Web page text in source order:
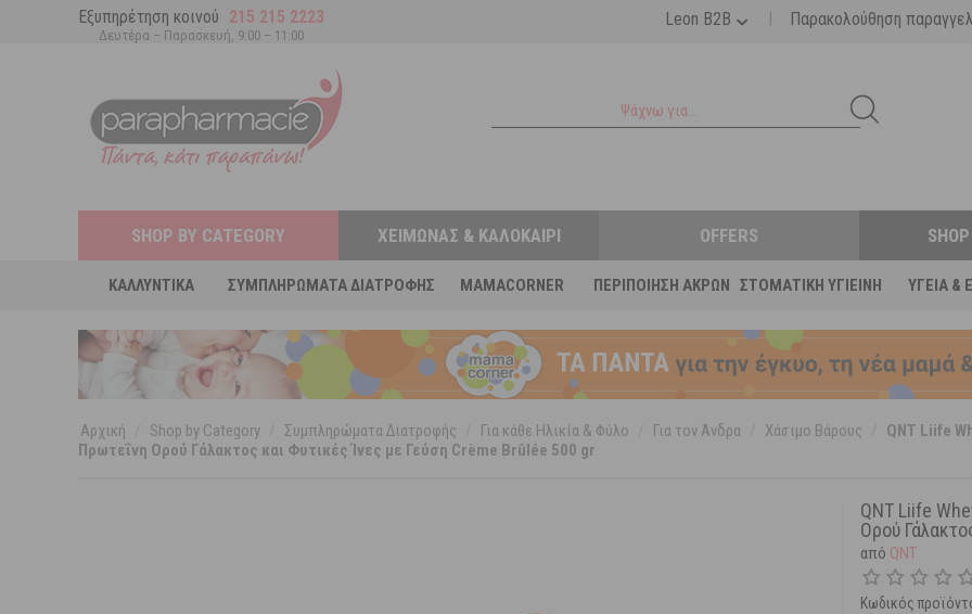
Εξυπηρέτηση κοινού 215 215 2223
Δευτέρα – Παρασκευή, 9:00 – 11:00
Leon B2B | Παρακολούθηση
SHOP BY CATEGORY
ΚΑΛΛΥΝΤΙΚΆ ΣΥΜΠΛΗΡΏΜΑΤΑ ΔΙΑΤΡΟΦΉΣ MAMACORNER ΠΕΡΙΠΟΊΗΣΗ ΆΚΡΩΝ ΣΤΟΜΑΤΙΚΉ ΥΓΙΕΙΝΉ ΥΓΕΊΑ &
ΧΕΙΜΏΝΑΣ & ΚΑΛΟΚΑΊΡΙ OFFERS
Αρχική Shop by Category Συμπληρώματα Διατροφής Για κάθε Ηλικία & Φύλο Για τον Άνδρα Χάσιμο Βάρους
QNT Liife
Πρωτεΐνη Ορού Γάλακτος και Φυτικές Ίνες με Γεύση Crème Brûlée 500 gr
QNT Liife
Ορού
από QNT
Κωδικός